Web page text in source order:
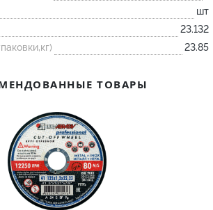
SiC смесь
шт
23.132
23.85
ТОВАРЫ